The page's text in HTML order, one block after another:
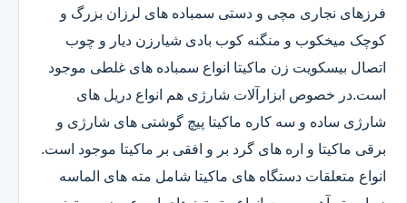
فرزهای نجاری مچی و دستی سمباده های لرزان بزرگ و
کوچک میخکوب و منگنه کوب بادی شیارزن دیار و چوب
اتصال بیسکویت زن ماکیتا انواع سمباده های غلطی موجود
است.در خصوص ابزارآلات شارژی هم انواع دریل های
شارژی ساده و سه کاره ماکیتا پیچ گوشتی های شارژی و
برقی ماکیتا و اره های گرد بر و افقی بر ماکیتا موجود است.
انواع متعلقات دستگاه های ماکیتا شامل مته های الماسه